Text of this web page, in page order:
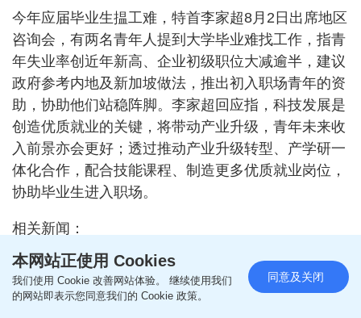
今年应届毕业生揾工难，特首李家超8月2日出席地区
咨询会，有两名青年人提到大学毕业难找工作，指青
年失业率创近年新高、企业初级职位大减逾半，建议
政府参考内地及新加坡做法，推出初入职场青年的资
助，协助他们站稳阵脚。李家超回应指，科技发展是
创造优质就业的关键，将带动产业升级，青年未来收
入前景亦会更好；透过推动产业升级转型、产学研一
体化合作，配合技能课程、制造更多优质就业岗位，
协助毕业生进入职场。
相关新闻：
施政报告2026｜劳联晤特首提51项施政建议 促动态
收紧外劳、倡设两级制资助吸初老族投身职场
本网站正使用 Cookies
我们使用 Cookie 改善网站体验。 继续使用我们
的网站即表示您同意我们的 Cookie 政策。
同意及关闭